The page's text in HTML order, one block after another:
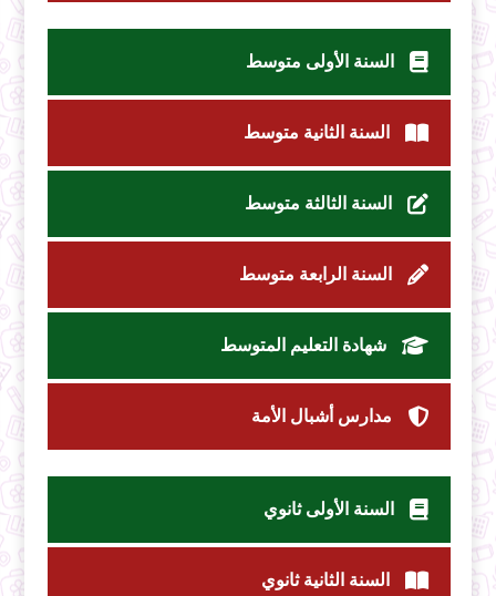
السنة الأولى متوسط
السنة الثانية متوسط
السنة الثالثة متوسط
السنة الرابعة متوسط
شهادة التعليم المتوسط
مدارس أشبال الأمة
السنة الأولى ثانوي
السنة الثانية ثانوي